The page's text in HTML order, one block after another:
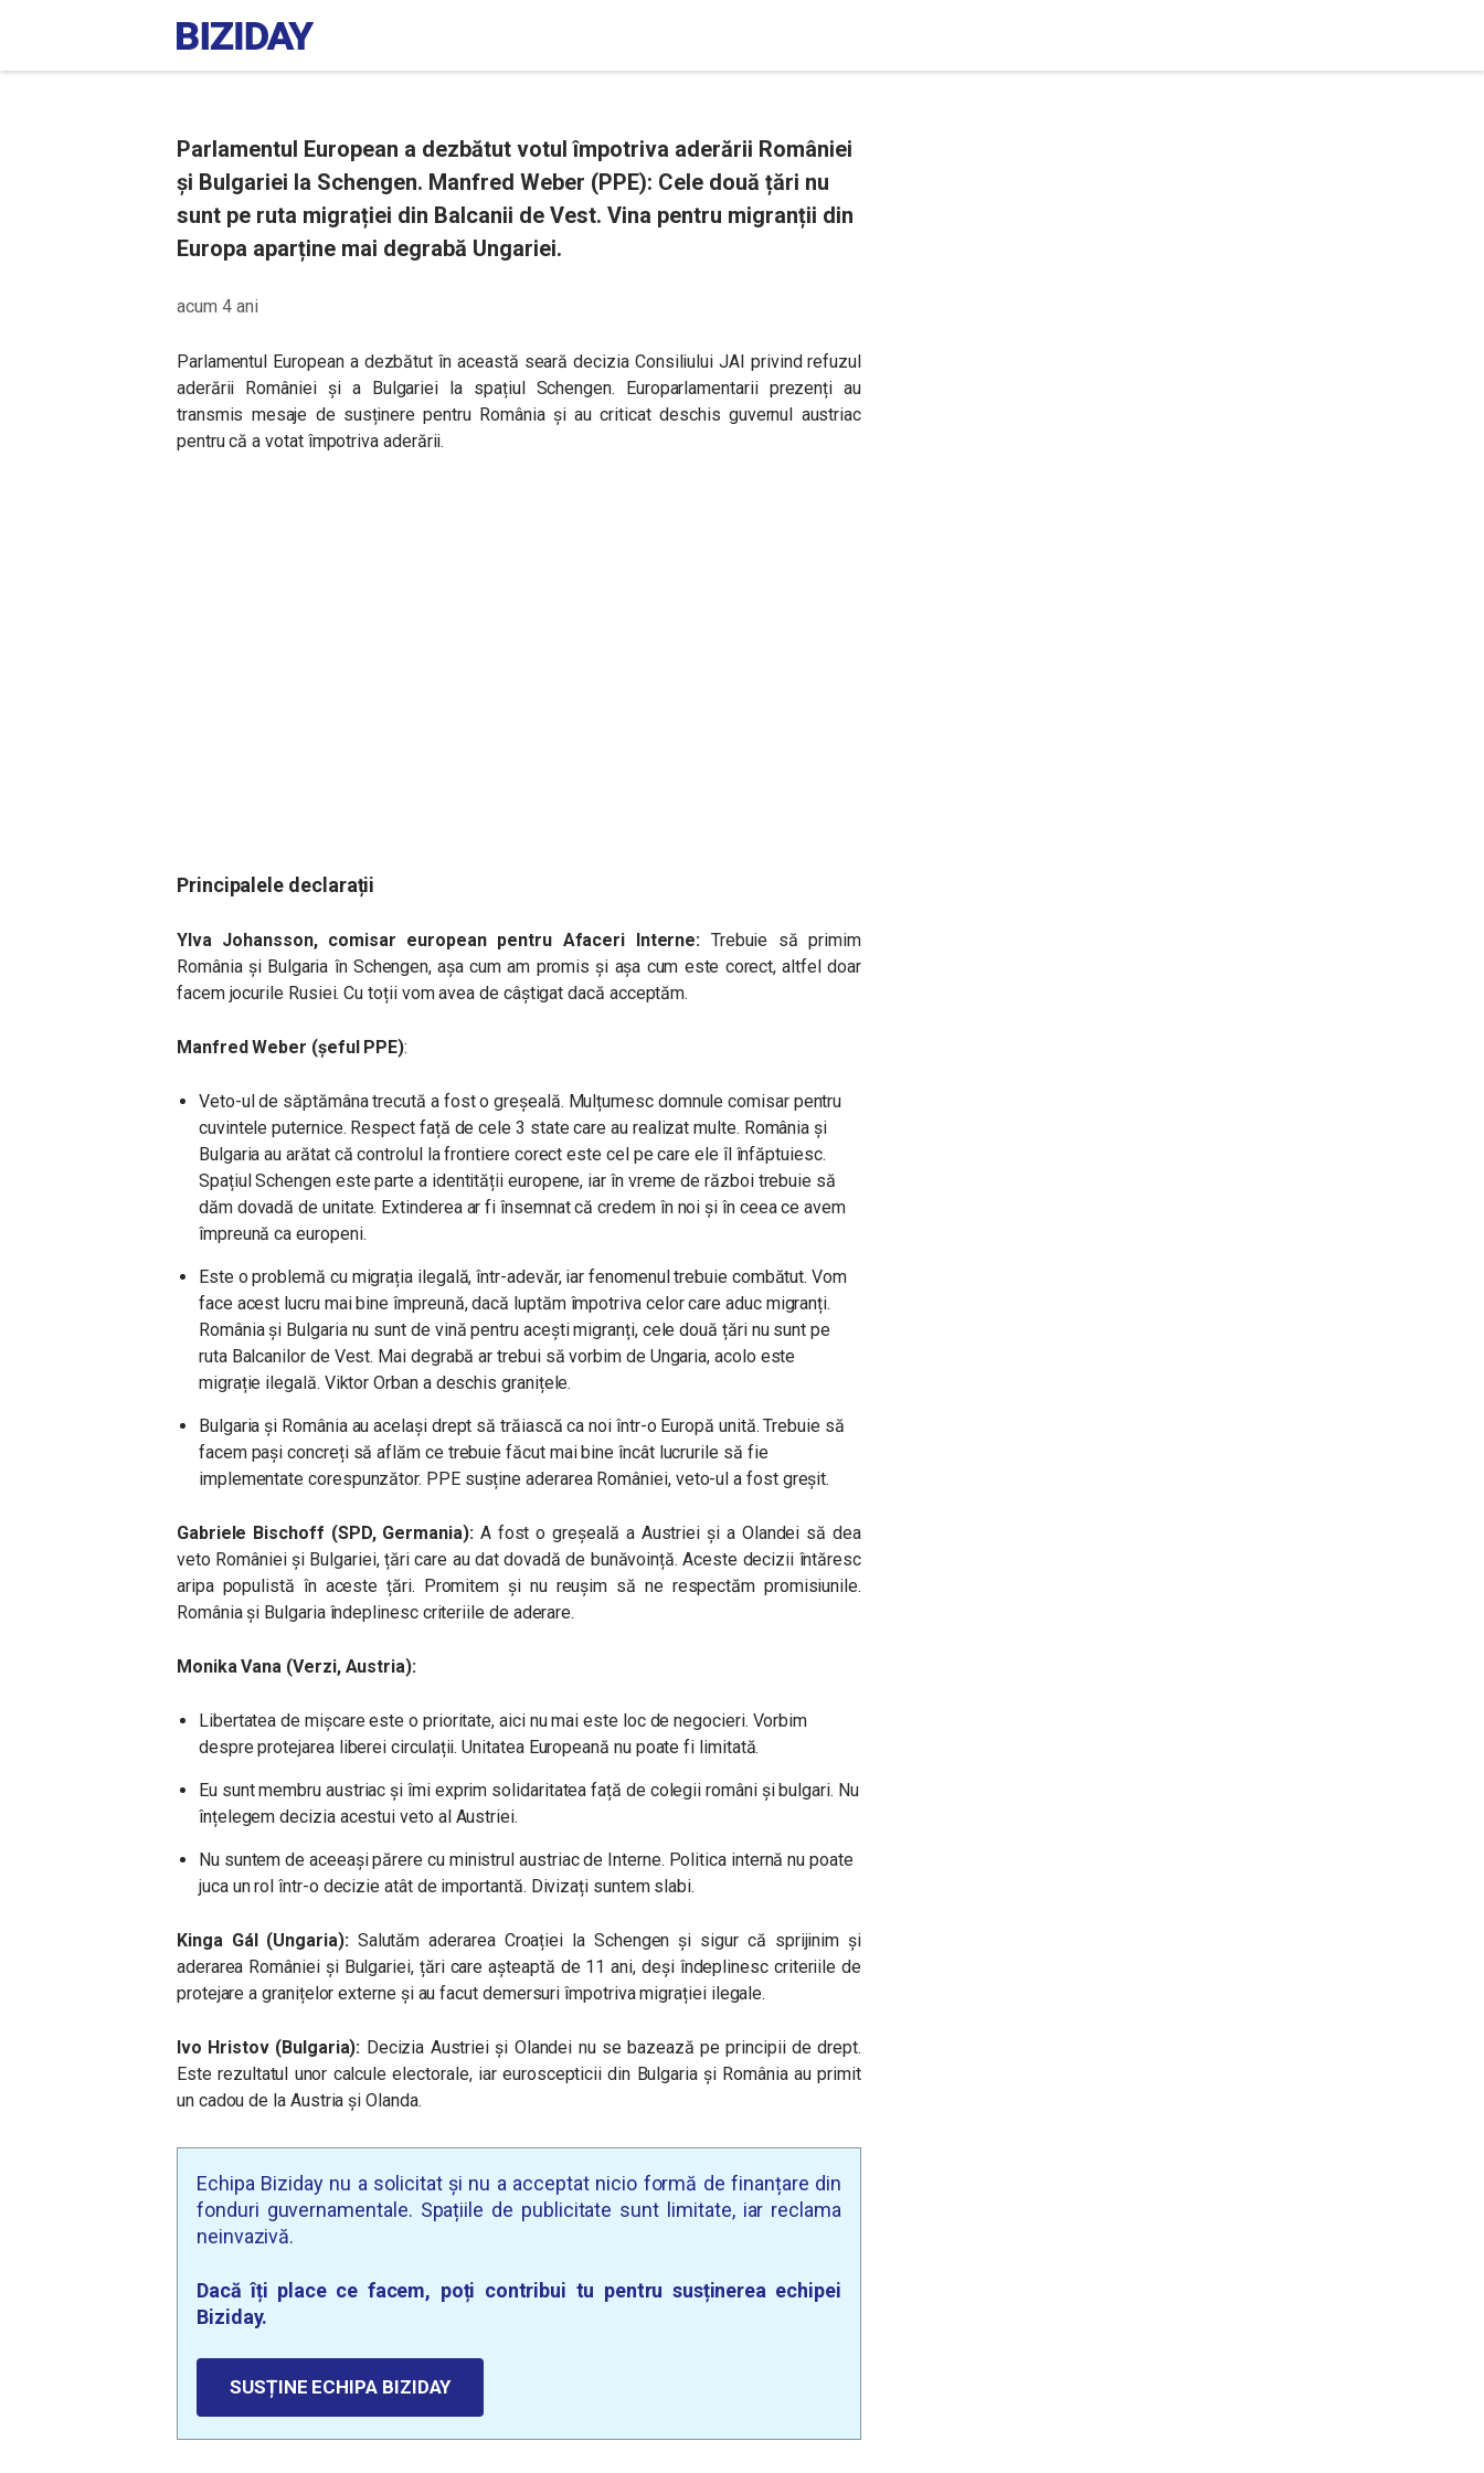
Parlamentul European a dezbătut votul împotriva aderării României
și Bulgariei la Schengen. Manfred Weber (PPE): Cele două țări nu
sunt pe ruta migrației din Balcanii de Vest. Vina pentru migranții din
Europa aparține mai degrabă Ungariei.
acum 4 ani
Parlamentul European a dezbătut în această seară decizia Consiliului JAI privind refuzul
aderării României și a Bulgariei la spațiul Schengen. Europarlamentarii prezenți au
transmis mesaje de susținere pentru România și au criticat deschis guvernul austriac
pentru că a votat împotriva aderării.
Principalele declarații
Ylva Johansson, comisar european pentru Afaceri Interne: Trebuie să primim
România și Bulgaria în Schengen, așa cum am promis și așa cum este corect, altfel doar
facem jocurile Rusiei. Cu toții vom avea de câștigat dacă acceptăm.
Manfred Weber (șeful PPE):
Veto-ul de săptămâna trecută a fost o greșeală. Mulțumesc domnule comisar pentru
cuvintele puternice. Respect față de cele 3 state care au realizat multe. România și
Bulgaria au arătat că controlul la frontiere corect este cel pe care ele îl înfăptuiesc.
Spațiul Schengen este parte a identității europene, iar în vreme de război trebuie să
dăm dovadă de unitate. Extinderea ar fi însemnat că credem în noi și în ceea ce avem
împreună ca europeni.
Este o problemă cu migrația ilegală, într-adevăr, iar fenomenul trebuie combătut. Vom
face acest lucru mai bine împreună, dacă luptăm împotriva celor care aduc migranți.
România și Bulgaria nu sunt de vină pentru acești migranți, cele două țări nu sunt pe
ruta Balcanilor de Vest. Mai degrabă ar trebui să vorbim de Ungaria, acolo este
migrație ilegală. Viktor Orban a deschis granițele.
Bulgaria și România au același drept să trăiască ca noi într-o Europă unită. Trebuie să
facem pași concreți să aflăm ce trebuie făcut mai bine încât lucrurile să fie
implementate corespunzător. PPE susține aderarea României, veto-ul a fost greșit.
Gabriele Bischoff (SPD, Germania):A fost o greșeală a Austriei și a Olandei să dea
veto României și Bulgariei, țări care au dat dovadă de bunăvoință. Aceste decizii întăresc
aripa populistă în aceste țări. Promitem și nu reușim să ne respectăm promisiunile.
România și Bulgaria îndeplinesc criteriile de aderare.
Monika Vana (Verzi, Austria):
Libertatea de mișcare este o prioritate, aici nu mai este loc de negocieri. Vorbim
despre protejarea liberei circulații. Unitatea Europeană nu poate fi limitată.
Eu sunt membru austriac și îmi exprim solidaritatea față de colegii români și bulgari. Nu
înțelegem decizia acestui veto al Austriei.
Nu suntem de aceeași părere cu ministrul austriac de Interne. Politica internă nu poate
juca un rol într-o decizie atât de importantă. Divizați suntem slabi.
Kinga Gál (Ungaria):Salutăm aderarea Croației la Schengen și sigur că sprijinim și
aderarea României și Bulgariei, țări care așteaptă de 11 ani, deși îndeplinesc criteriile de
protejare a granițelor externe și au facut demersuri împotriva migrației ilegale.
Ivo Hristov (Bulgaria): Decizia Austriei și Olandei nu se bazează pe principii de drept.
Este rezultatul unor calcule electorale, iar euroscepticii din Bulgaria și România au primit
un cadou de la Austria și Olanda.
Echipa Biziday nu a solicitat și nu a acceptat nicio formă de finanțare din
fonduri guvernamentale. Spațiile de publicitate sunt limitate, iar reclama
neinvazivă.
Dacă îți place ce facem, poți contribui tu pentru susținerea echipei
Biziday.
SUSȚINE ECHIPA BIZIDAY